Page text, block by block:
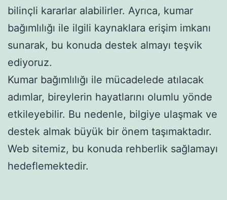
bilinçli kararlar alabilirler. Ayrıca, kumar
bağımlılığı ile ilgili kaynaklara erişim imkanı
sunarak, bu konuda destek almayı teşvik
ediyoruz.
Kumar bağımlılığı ile mücadelede atılacak
adımlar, bireylerin hayatlarını olumlu yönde
etkileyebilir. Bu nedenle, bilgiye ulaşmak ve
destek almak büyük bir önem taşımaktadır.
Web sitemiz, bu konuda rehberlik sağlamayı
hedeflemektedir.